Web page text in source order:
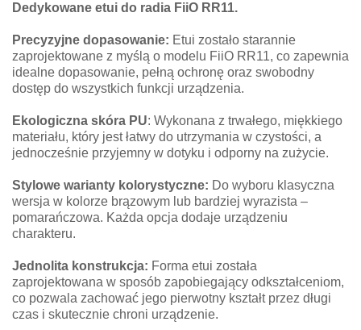
Dedykowane etui do radia FiiO RR11.
Precyzyjne dopasowanie: Etui zostało starannie
zaprojektowane z myślą o modelu FiiO RR11, co zapewnia
idealne dopasowanie, pełną ochronę oraz swobodny
dostęp do wszystkich funkcji urządzenia.
Ekologiczna skóra PU: Wykonana z trwałego, miękkiego
materiału, który jest łatwy do utrzymania w czystości, a
jednocześnie przyjemny w dotyku i odporny na zużycie.
Stylowe warianty kolorystyczne: Do wyboru klasyczna
wersja w kolorze brązowym lub bardziej wyrazista –
pomarańczowa. Każda opcja dodaje urządzeniu
charakteru.
Jednolita konstrukcja: Forma etui została
zaprojektowana w sposób zapobiegający odkształceniom,
co pozwala zachować jego pierwotny kształt przez długi
czas i skutecznie chroni urządzenie.